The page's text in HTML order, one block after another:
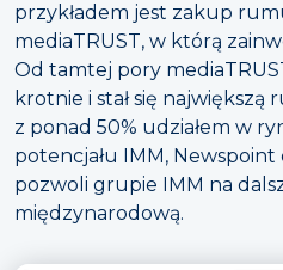
przykładem jest zakup
mediaTRUST, w którą
Od tamtej pory
krotnie i stał się
z ponad 50% udziałem w
potencjału IMM, Newspoint
pozwoli grupie IMM na
międzynarodową.